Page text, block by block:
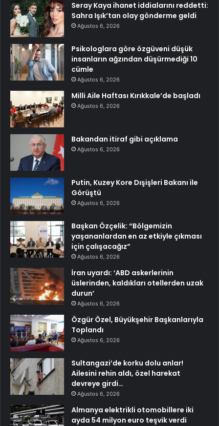
Seray Kaya ihanet iddialarını reddetti:
Sahra Işık’tan olay gönderme geldi
Ağustos 6, 2026
Psikologlara göre özgüveni düşük
insanların ağzından düşürmediği 10
cümle
Ağustos 6, 2026
Milli Aile Haftası Kırıkkale’de başladı
Ağustos 6, 2026
Bakandan itiraf gibi açıklama
Ağustos 6, 2026
Putin, Kuzey Kore Dışişleri Bakanı ile
Görüştü
Ağustos 6, 2026
Başkan Özçelik: “Bölgemizin
yaşananlardan en az etkiyle çıkması
için çalışacağız”
Ağustos 6, 2026
İran uyardı: ‘ABD askerlerinin
üslerinden, kaldıkları otellerden uzak
durun’
Ağustos 6, 2026
Özgür Özel, Büyükşehir Başkanlarıyla
Toplandı
Ağustos 6, 2026
Sultangazi’de korku dolu anlar!
Ailesini rehin aldı, özel harekat
devreye girdi…
Ağustos 6, 2026
Almanya elektrikli otomobillere iki
ayda 54 milyon euro teşvik verdi